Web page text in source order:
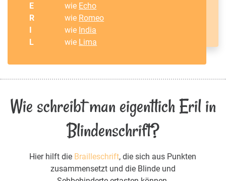
E wie Echo
R
wie Romeo
I
wie India
L
wie Lima
Wie schreibt man eigentlich Eril in
Blindenschrift?
Hier hilft die Brailleschrift, die sich aus Punkten
zusammensetzt und die Blinde und